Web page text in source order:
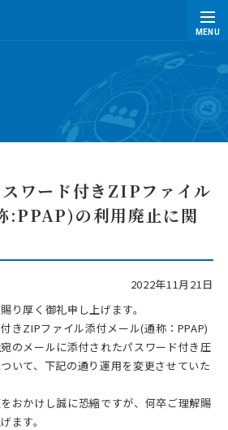
MENU
ワード付きZIPファイル
:PPAP)の利用廃止に関
2022年11月21日
り厚く御礼申し上げます。
きZIPファイル添付メール(通称：PPAP)
のメールに添付されたパスワード付き圧
いて、下記の通り運用を変更させていた
おかけし誠に恐縮ですが、何卒ご理解賜
ます。